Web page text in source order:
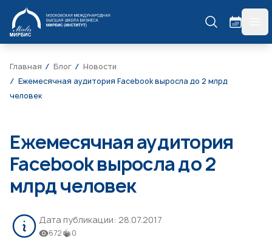
МИРБИС
Главная Блог
Новости
Ежемесячная аудитория Facebook выросла до 2 млрд
человек
Ежемесячная аудитория
Facebook выросла до 2
млрд человек
Дата публикации: 28.07.2017
672 0